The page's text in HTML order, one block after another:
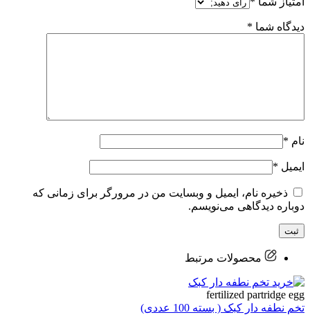
دیدگاه شما *
نام *
ایمیل *
ذخیره نام، ایمیل و وبسایت من در مرورگر برای زمانی که
دوباره دیدگاهی می‌نویسم.
محصولات مرتبط
fertilized partridge egg
تخم نطفه دار کبک ( بسته 100 عددی)